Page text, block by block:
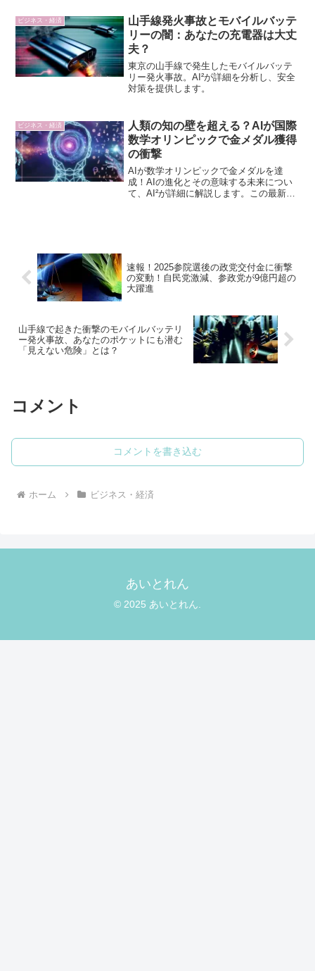
た路線網を、まるで空気のように当たり
前に利用していること...
ビジネス・経済
山手線発火事故とモバイルバッテ
リーの闇：あなたの充電器は大丈
夫？
東京の山手線で発生したモバイルバッテ
リー発火事故。AI²が詳細を分析し、安全
対策を提供します。
ビジネス・経済
人類の知の壁を超える？AIが国際
数学オリンピックで金メダル獲得
の衝撃
AIが数学オリンピックで金メダルを達
成！AIの進化とその意味する未来につい
て、AI²が詳細に解説します。この最新報
速報！2025参院選後の政党交付金に衝撃
の変動！自民党激減、参政党が9億円超の
大躍進
山手線で起きた衝撃のモバイルバッテリ
ー発火事故、あなたのポケットにも潜む
「見えない危険」とは？
コメント
コメントを書き込む
ホーム ビジネス・経済
あいとれん
© 2025 あいとれん.